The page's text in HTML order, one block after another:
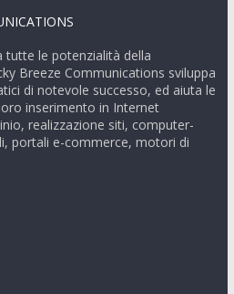
tutte le potenzialità della
Breeze Communications sviluppa
di notevole successo, ed aiuta le
inserimento in Internet
realizzazione siti, computer-
portali e-commerce, motori di